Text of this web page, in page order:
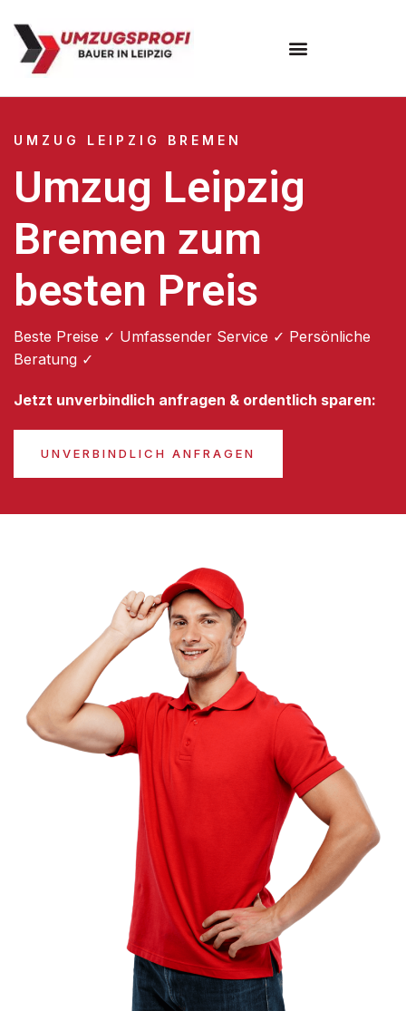
UMZUG LEIPZIG BREMEN
Umzug Leipzig
Bremen zum
besten Preis
Beste Preise ✓ Umfassender Service ✓ Persönliche
Beratung ✓
Jetzt unverbindlich anfragen & ordentlich sparen:
UNVERBINDLICH ANFRAGEN